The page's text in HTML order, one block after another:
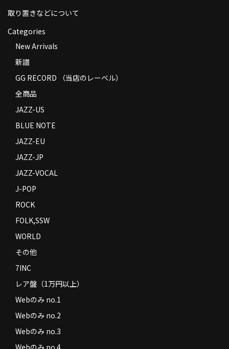
特定商取引法に基づく表示
Contact
取り置きなどについて
Categories
New Arrivals
新譜
GG RECORD （当店のレーベル）
全商品
JAZZ-US
BLUE NOTE
JAZZ-EU
JAZZ-JP
JAZZ-VOCAL
J-POP
ROCK
FOLK,SSW
WORLD
その他
7INC
レア盤（1万円以上）
Webのみ no.1
Webのみ no.2
Webのみ no.3
Webのみ no.4